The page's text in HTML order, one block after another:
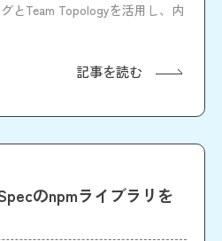
とTeam Topologyを活用し、内
記事を読む
のnpmライブラリを